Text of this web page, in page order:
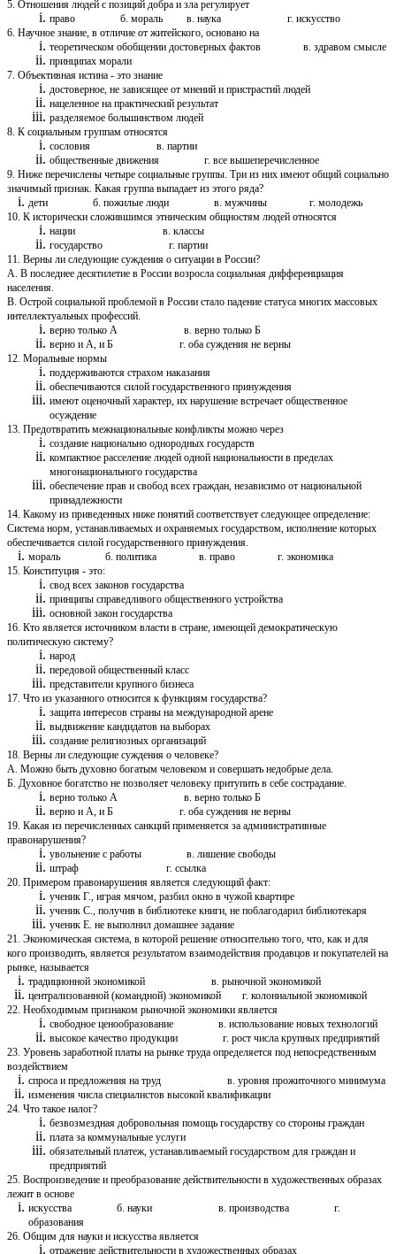
5. Отношения людей с позиций добра и зла регулирует
право б. мораль в. наука г. искусство
6. Научное знание, в отличие от житейского, основано на
теоретическом обобщении достоверных фактов в. здравом смысле
принципах морали
7. Объективная истина - это знание
достоверное, не зависящее от мнений и пристрастий людей
нацеленное на практический результат
разделяемое большинством людей
8. К социальным группам относятся
сословия в. партии
общественные движения г. все вышеперечисленное
9. Ниже перечислены четыре социальные группы. Три из них имеют общий социально
значимый признак. Какая группа выпадает из этого ряда?
дети б. пожилые люди в. мужчины г. молодежь
10. К исторически сложившимся этническим общностям людей относятся
нации в. классы
государство г. партии
11. Верны ли следующие суждения о ситуации в России?
A. В последнее десятилетие в России возросла социальная дифференциация
населения.
B. Острой социальной проблемой в России стало падение статуса многих массовых
интеллектуальных профессий.
верно только А в. верно только Б
верно и А, и Б г. оба суждения не верны
12. Моральные нормы
поддерживаются страхом наказания
обеспечиваются силой государственного принуждения
имеют оценочный характер, их нарушение встречает общественное
осуждение
13. Предотвратить межнациональные конфликты можно через
создание национально однородных государств
компактное расселение людей одной национальности в пределах
многонационального государства
обеспечение прав и свобод всех граждан, независимо от национальной
принадлежности
14. Какому из приведенных ниже понятий соответствует следующее определение:
Система норм, устанавливаемых и охраняемых государством, исполнение которых
обеспечивается силой государственного принуждения.
мораль б. политика в. право г. экономика
15. Конституция - это:
свод всех законов государства
принципы справедливого общественного устройства
основной закон государства
16. Кто является источником власти в стране, имеющей демократическую
политическую систему?
народ
передовой общественный класс
представители крупного бизнеса
17. Что из указанного относится к функциям государства?
защита интересов страны на международной арене
выдвижение кандидатов на выборах
создание религиозных организаций
18. Верны ли следующие суждения о человеке?
А. Можно быть духовно богатым человеком и совершать недобрые дела.
Б. Духовное богатство не позволяет человеку притупить в себе сострадание.
верно только А в. верно только Б
верно и А, и Б г. оба суждения не верны
19. Какая из перечисленных санкций применяется за административные
правонарушения?
увольнение с работы в. лишение свободы
штраф г. ссылка
20. Примером правонарушения является следующий факт:
ученик Г., играя мячом, разбил окно в чужой квартире
ученик С., получив в библиотеке книги, не поблагодарил библиотекаря
ученик Е. не выполнил домашнее задание
21. Экономическая система, в которой решение относительно того, что, как и для
кого производить, является результатом взаимодействия продавцов и покупателей на
рынке, называется
традиционной экономикой в. рыночной экономикой
централизованной (командной) экономикой г. колониальной экономикой
22. Необходимым признаком рыночной экономики является
свободное ценообразование в. использование новых технологий
высокое качество продукции г. рост числа крупных предприятий
23. Уровень заработной платы на рынке труда определяется под непосредственным
воздействием
спроса и предложения на труд в. уровня прожиточного минимума
изменения числа специалистов высокой квалификации
24. Что такое налог?
безвозмездная добровольная помощь государству со стороны граждан
плата за коммунальные услуги
обязательный платеж, устанавливаемый государством для граждан и
предприятий
25. Воспроизведение и преобразование действительности в художественных образах
лежит в основе
искусства б. науки в. производства г.
образования
26. Общим для науки и искусства является
отражение действительности в художественных образах